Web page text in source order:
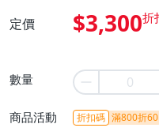
定價 $3,300
數量
商品活動 折扣碼 滿800折60